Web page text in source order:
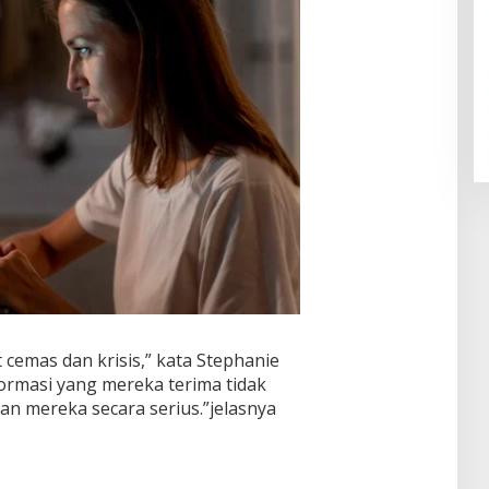
dan krisis,” kata Stephanie
yang mereka terima tidak
mereka secara serius.”jelasnya
Pendaftaran Istana Dibuka,
Warga Berebut Kuota
Di Daerah, Nasional